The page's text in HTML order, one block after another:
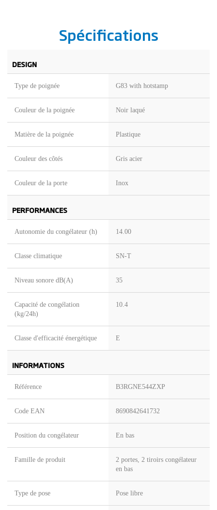
Spécifications
DESIGN
Type de poignée G83 with hotstamp
Couleur de la poignée Noir laqué
Matière de la poignée Plastique
Couleur des côtés Gris acier
Couleur de la porte Inox
PERFORMANCES
Autonomie du congélateur (h) 14.00
Classe climatique SN-T
Niveau sonore dB(A) 35
Capacité de congélation
(kg/24h)
10.4
Classe d'efficacité énergétique E
INFORMATIONS
Référence B3RGNE544ZXP
Code EAN 8690842641732
Position du congélateur En bas
Famille de produit
2 portes, 2 tiroirs congélateur
en bas
Type de pose Pose libre